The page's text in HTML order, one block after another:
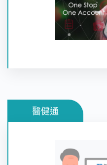
一流動平台，令病人整
醫健通